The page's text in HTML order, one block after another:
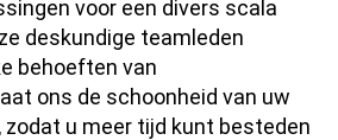
voor een divers scala
deskundige teamleden
behoeften van
ons de schoonheid van uw
zodat u meer tijd kunt besteden